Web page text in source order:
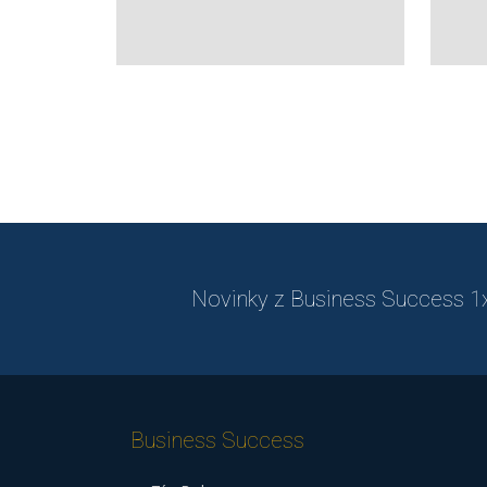
Novinky z Business Success
Business Success